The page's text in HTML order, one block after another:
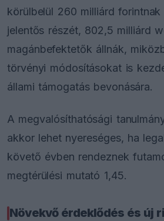
körülbelül 260 milliárd forintnak
jelentős részét, 802,5 milliárd
magánbefektetők állnák,
törvényi módosításokat is
állami támogatás bevonására.
A megvalósíthatósági
akkor lehet nyereséges, ha
követő évben rendeznek
megtérülési mutató 1,45.
Növekvő érdeklődés és új